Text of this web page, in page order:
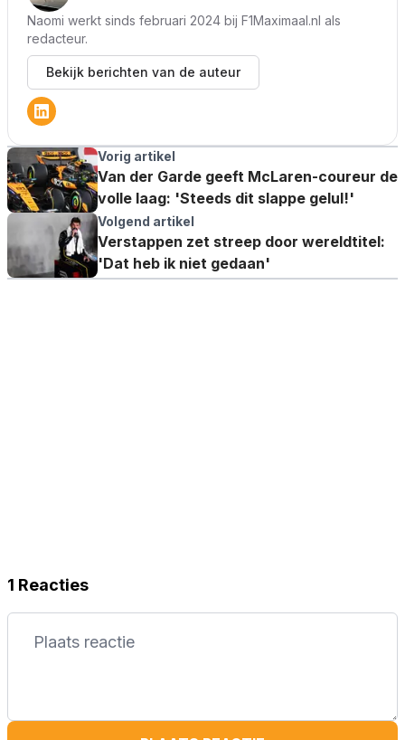
Naomi werkt sinds februari 2024 bij F1Maximaal.nl als
redacteur.
Bekijk berichten van de auteur
Vorig artikel
Van der Garde geeft McLaren-coureur de
volle laag: 'Steeds dit slappe gelul!'
Volgend artikel
Verstappen zet streep door wereldtitel:
'Dat heb ik niet gedaan'
1 Reacties